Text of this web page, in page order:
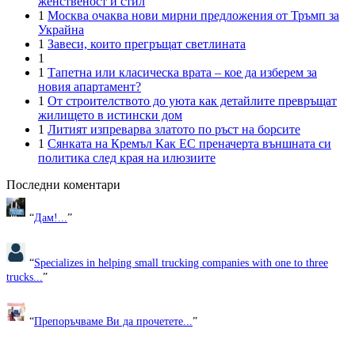
1 Москва очаква нови мирни предложения от Тръмп за
Украйна
1 Завеси, които прегръщат светлината
1
1 Тапетна или класическа врата – кое да изберем за
новия апартамент?
1 От строителството до уюта как детайлите превръщат
жилището в истински дом
1 Литият изпреварва златото по ръст на борсите
1 Сянката на Кремъл Как ЕС преначерта външната си
политика след края на илюзиите
Последни коментари
“Дам!... ”
“Specializes in helping small trucking companies with one to three
trucks... ”
“Препоръчваме Ви да прочетете...”